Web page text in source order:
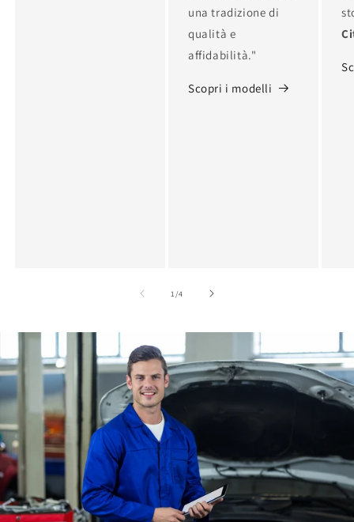
una tradizione di
qualità e
affidabilità."
Scopri i modelli
1/of
4